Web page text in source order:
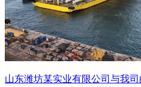
山东潍坊某实业有限公司与我